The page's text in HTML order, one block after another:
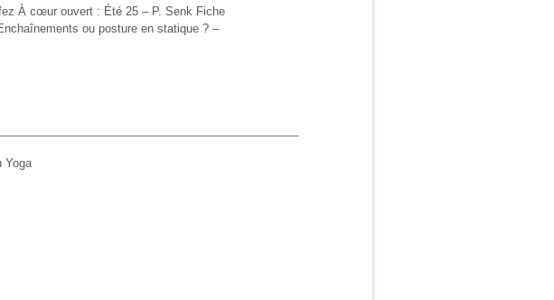
À cœur ouvert : Été 25 – P. Senk Fiche
ou posture en statique ? –
Yoga